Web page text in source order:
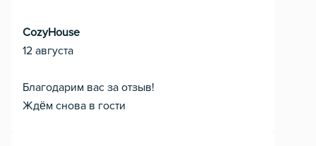
CozyHouse
12 августа
Благодарим вас за отзыв!
Ждём снова в гости